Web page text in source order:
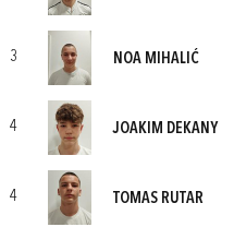
3 NOA MIHALIĆ
4 JOAKIM DEKANY
4 TOMAS RUTAR